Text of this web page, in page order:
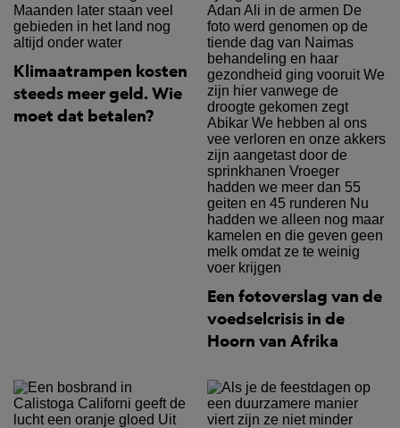
Klimaatrampen kosten
steeds meer geld. Wie
moet dat betalen?
Een fotoverslag van de
voedselcrisis in de
Hoorn van Afrika